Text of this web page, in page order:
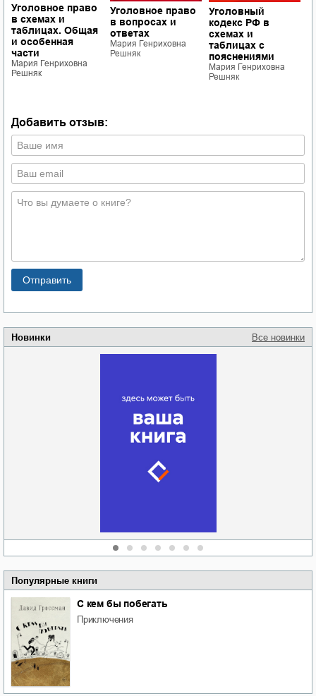
Новинки Все новинки
Популярные книги
С кем бы побегать
приключения
Уголовное право
в схемах и
таблицах. Общая
и особенная
части
Мария Генриховна
Решняк
Уголовное право
в вопросах и
ответах
Мария Генриховна
Решняк
Уголовный
кодекс РФ в
схемах и
таблицах с
пояснениями
Мария Генриховна
Решняк
Добавить отзыв: